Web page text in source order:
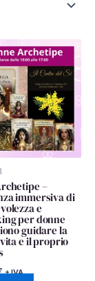
–
immersiva di
e
per donne
guidare la
e il proprio
+ IVA